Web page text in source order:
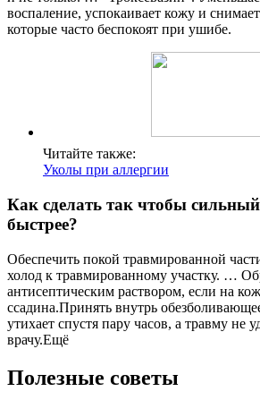
воспаление, успокаивает кожу и
которые часто беспокоят при ушибе.
Читайте также:
Уколы при аллергии
Как сделать так чтобы
быстрее?
Обеспечить покой травмированной
холод к травмированному участку. …
антисептическим раствором, если на
ссадина.Принять внутрь
утихает спустя пару часов, а травму не
врачу.Ещё
Полезные советы